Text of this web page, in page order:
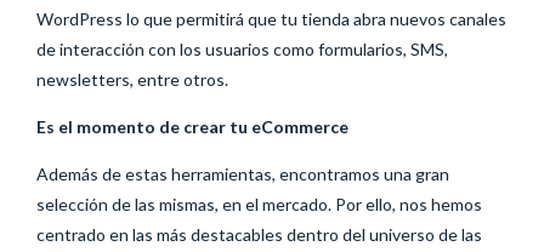
WordPress lo que permitirá que tu tienda abra nuevos canales
de interacción con los usuarios como formularios, SMS,
newsletters, entre otros.
Es el momento de crear tu eCommerce
Además de estas herramientas, encontramos una gran
selección de las mismas, en el mercado. Por ello, nos hemos
centrado en las más destacables dentro del universo de las